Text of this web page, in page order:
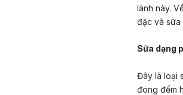
lành này.
đặc và sữa
Sữa dạng
Đây là loại
đong đếm